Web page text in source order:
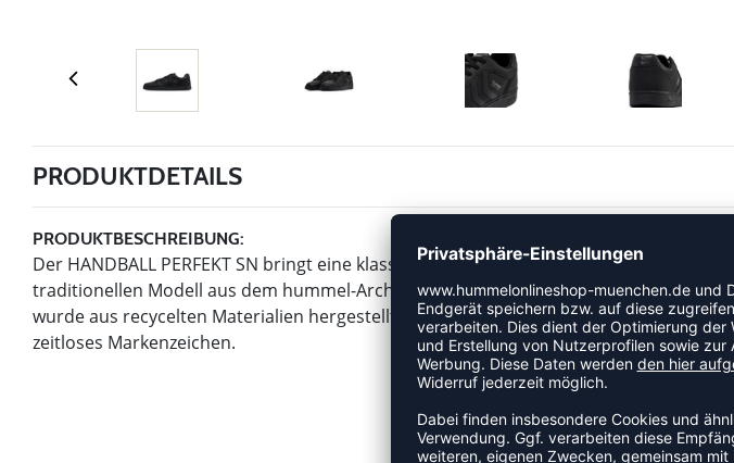
PRODUKTDETAILS
PRODUKTBESCHREIBUNG:
Der HANDBALL PERFEKT SN bringt eine klassische Court-Ästhetik auf die Straße,
traditionellen Modell aus dem hummel-Archiv. Die leichte TPR-Außensohle sorgt für
wurde aus recycelten Materialien hergestellt. Die ikonischen Chevrons auf dem
zeitloses Markenzeichen.